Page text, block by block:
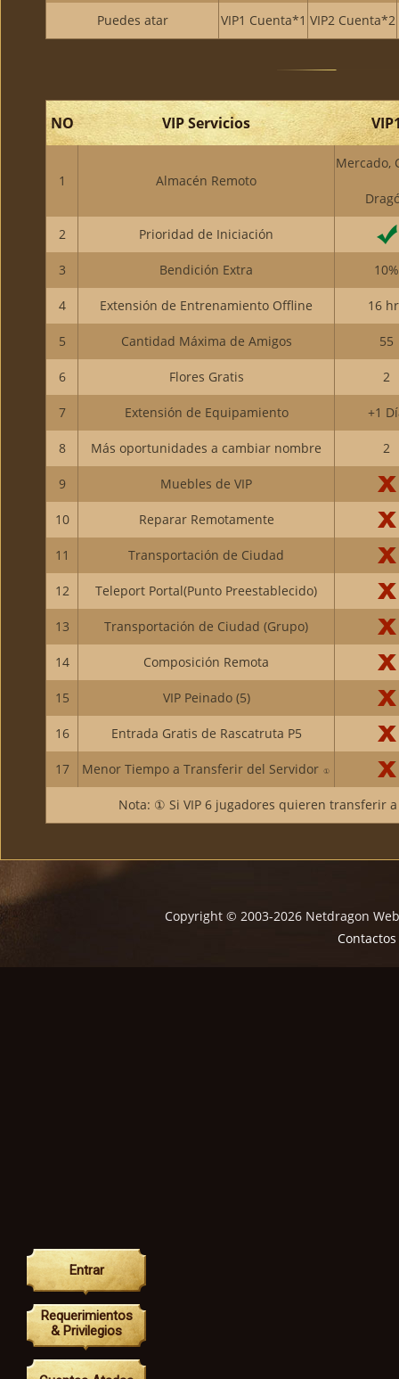
Entrar
Requerimientos
& Privilegios
Puedes atar VIP1 Cuenta*1 VIP2 Cuenta*2
NO VIP Servicios
1 Almacén Remoto
Mercado,
2 Prioridad de Iniciación
3 Bendición Extra 10%
4 Extensión de Entrenamiento Offline 16
5 Cantidad Máxima de Amigos 55
6 Flores Gratis 2
7 Extensión de Equipamiento +1
8 Más oportunidades a cambiar nombre 2
9 Muebles de VIP
10 Reparar Remotamente
11 Transportación de Ciudad
12 Teleport Portal(Punto Preestablecido)
13 Transportación de Ciudad (Grupo)
14 Composición Remota
15 VIP Peinado (5)
16 Entrada Gratis de Rascatruta P5
17 Menor Tiempo a Transferir del Servidor ①
Nota: ① Si VIP 6 jugadores quieren transferir
Copyright © 2003-2026 Netdragon
Contactos